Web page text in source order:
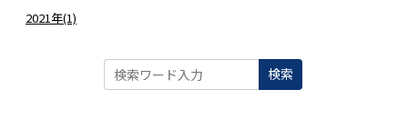
2021年(1)
検索